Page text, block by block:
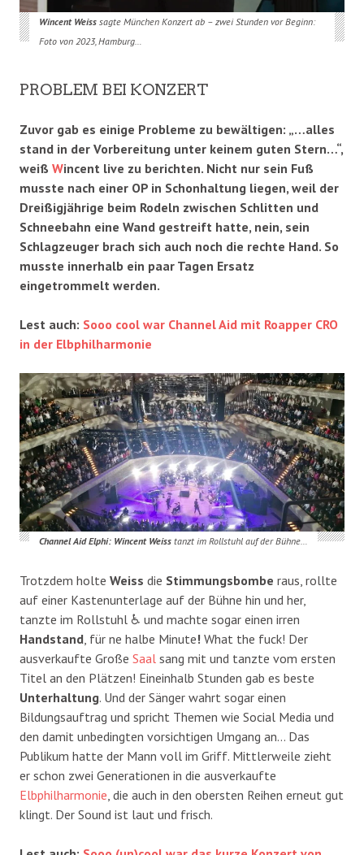
Wincent Weisssagte München Konzert ab – zwei Stunden vor Beginn:
Foto von 2023, Hamburg…
PROBLEM BEI KONZERT
Zuvor gab es einige Probleme zu bewältigen: „…alles
stand in der Vorbereitung unter keinem guten Stern…“,
weiß Wincent live zu berichten. Nicht nur sein Fuß
musste nach einer OP in Schonhaltung liegen, weil der
Dreißigjährige beim Rodeln zwischen Schlitten und
Schneebahn eine Wand gestreift hatte, nein, sein
Schlagzeuger brach sich auch noch die rechte Hand. So
musste innerhalb ein paar Tagen Ersatz
eingetrommelt werden.
Lest auch: Sooo cool war Channel Aid mit Roapper CRO
in der Elbphilharmonie
Channel Aid Elphi: Wincent Weisstanzt im Rollstuhl auf der Bühne…
Trotzdem holte Weiss die Stimmungsbombe raus, rollte
auf einer Kastenunterlage auf der Bühne hin und her,
tanzte im Rollstuhl ♿ und machte sogar einen irren
Handstand, für ne halbe Minute! What the fuck! Der
ausverkaufte Große Saal sang mit und tanzte vom ersten
Titel an den Plätzen! Eineinhalb Stunden gab es beste
Unterhaltung. Und der Sänger wahrt sogar einen
Bildungsauftrag und spricht Themen wie Social Media und
den damit unbedingten vorsichtigen Umgang an… Das
Publikum hatte der Mann voll im Griff. Mittlerweile zieht
er schon zwei Generationen in die ausverkaufte
Elbphilharmonie, die auch in den obersten Reihen erneut gut
klingt. Der Sound ist laut und frisch.